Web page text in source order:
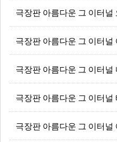
극장판 아름다운 그 이터널
극장판 아름다운 그 이터널
극장판 아름다운 그 이터널
극장판 아름다운 그 이터널
극장판 아름다운 그 이터널